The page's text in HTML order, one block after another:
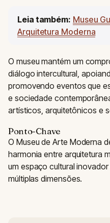
Leia também: Museu
Arquitetura Moderna
O museu mantém um
diálogo intercultural,
promovendo eventos que
e sociedade
artísticos, arquitetônicos e
Ponto-Chave
O Museu de Arte Moderna
harmonia entre arquitetura
um espaço cultural
múltiplas dimensões.